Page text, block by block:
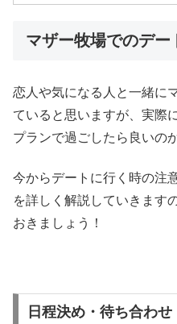
マザー牧場でのデー
恋人や気になる人と一緒に
ていると思いますが、実際
プランで過ごしたら良いの
今からデートに行く時の注
を詳しく解説していきます
おきましょう！
日程決め・待ち合わせ